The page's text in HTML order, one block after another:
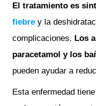
El tratamiento es
fiebre y la
complicaciones. Los
paracetamol y los
pueden ayudar a
Esta enfermedad